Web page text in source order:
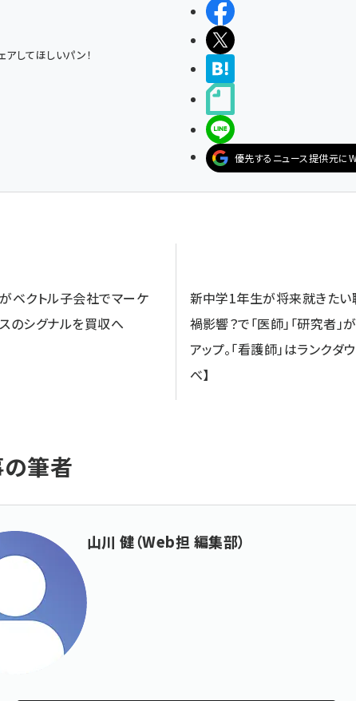
アしてほしいパン！
シェアする
ポストする
LINEで送る
優先するニュース提供元に
ベクトル子会社でマーケ
のシグナルを買収へ
新中学1年生が将来就きたい
禍影響？で「医師」「研究者」
アップ。「看護師」はランクダ
べ】
筆者
山川 健（Web担 編集部）